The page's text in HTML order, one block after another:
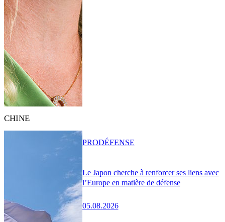
CHINE
Le Japon cherche à renforcer ses liens avec
l’Europe en matière de défense
05.08.2026
PRODÉFENSE